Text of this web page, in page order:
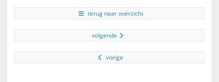
terug naar overzicht
volgende
vorige